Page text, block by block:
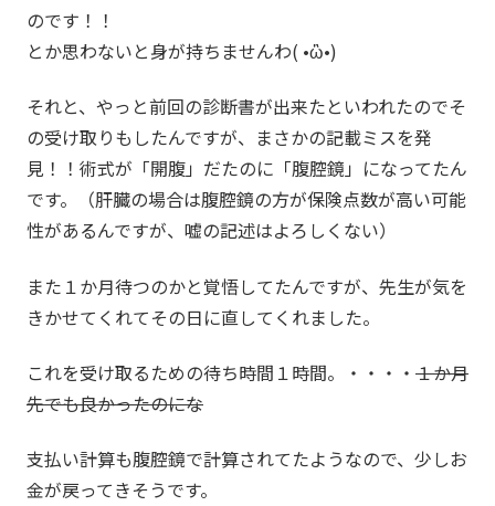
のです！！
とか思わないと身が持ちませんわ( •ὢ•)
それと、やっと前回の診断書が出来たといわれたのでそ
の受け取りもしたんですが、まさかの記載ミスを発
見！！術式が「開腹」だたのに「腹腔鏡」になってたん
です。（肝臓の場合は腹腔鏡の方が保険点数が高い可能
性があるんですが、嘘の記述はよろしくない）
また１か月待つのかと覚悟してたんですが、先生が気を
きかせてくれてその日に直してくれました。
これを受け取るための待ち時間１時間。・・・・ １か月
先でも良かったのにな
支払い計算も腹腔鏡で計算されてたようなので、少しお
金が戻ってきそうです。